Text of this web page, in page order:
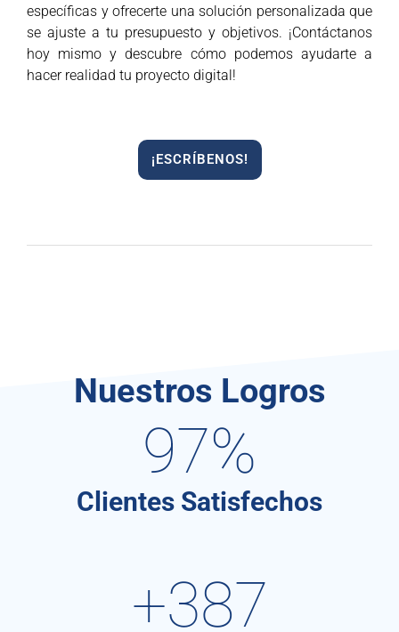
específicas y ofrecerte una solución personalizada que
se ajuste a tu presupuesto y objetivos. ¡Contáctanos
hoy mismo y descubre cómo podemos ayudarte a
hacer realidad tu proyecto digital!
¡ESCRÍBENOS!
Nuestros Logros
98%
Clientes Satisfechos
+390